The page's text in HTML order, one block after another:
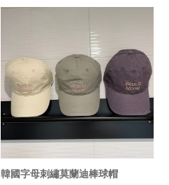
韓國字母刺繡莫蘭迪棒球帽